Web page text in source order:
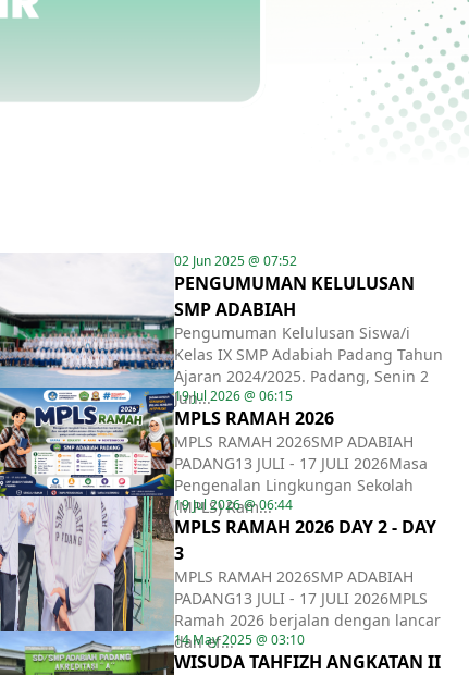
02 Jun 2025 @ 07:52
PENGUMUMAN KELULUSAN
SMP ADABIAH
Pengumuman Kelulusan Siswa/i
Kelas IX SMP Adabiah Padang Tahun
Ajaran 2024/2025. Padang, Senin 2
Jun...
19 Jul 2026 @ 06:15
MPLS RAMAH 2026
MPLS RAMAH 2026SMP ADABIAH
PADANG13 JULI - 17 JULI 2026Masa
Pengenalan Lingkungan Sekolah
(MPLS) Ram...
19 Jul 2026 @ 06:44
MPLS RAMAH 2026 DAY 2 - DAY
3
MPLS RAMAH 2026SMP ADABIAH
PADANG13 JULI - 17 JULI 2026MPLS
Ramah 2026 berjalan dengan lancar
dan ef...
14 May 2025 @ 03:10
WISUDA TAHFIZH ANGKATAN II